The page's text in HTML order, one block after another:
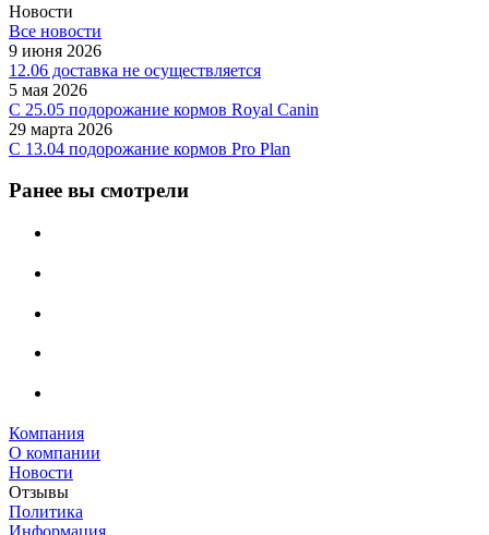
Новости
Все новости
9 июня 2026
12.06 доставка не осуществляется
5 мая 2026
C 25.05 подорожание кормов Royal Canin
29 марта 2026
С 13.04 подорожание кормов Pro Plan
Ранее вы смотрели
Компания
О компании
Новости
Отзывы
Политика
Информация